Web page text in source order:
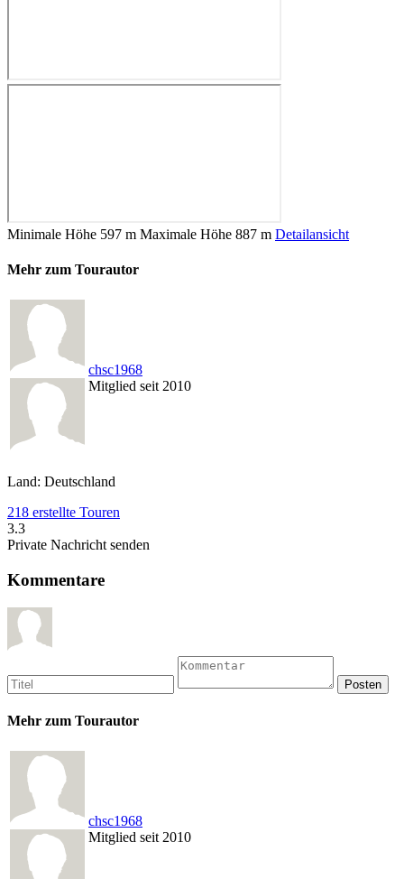
Minimale Höhe 597 m Maximale Höhe 887 m Detailansicht
Mehr zum Tourautor
chsc1968
Mitglied seit 2010
Land: Deutschland
218 erstellte Touren
3.3
Private Nachricht senden
Kommentare
Mehr zum Tourautor
chsc1968
Mitglied seit 2010